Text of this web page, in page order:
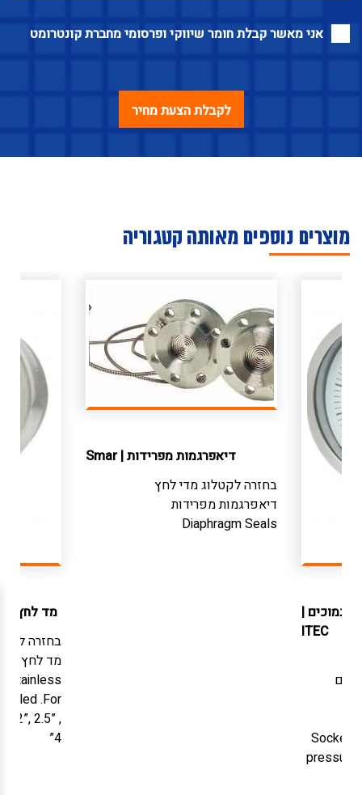
אני מאשר קבלת חומר שיווקי ופרסומי מחברת קונטרומט
מוצרים נוספים מאותה קטגוריה
נמוכים |
ITEC
Socket-
pressure
דיאפרגמות מפרידות|
Smar
בחזרה לקטלוגמדי לחץ
דיאפרגמות מפרידות
Diaphragm Seals
מד לחץ
בחזרה
מד לחץ
Stainless
filled .For
2”, 2.5” ,
4”